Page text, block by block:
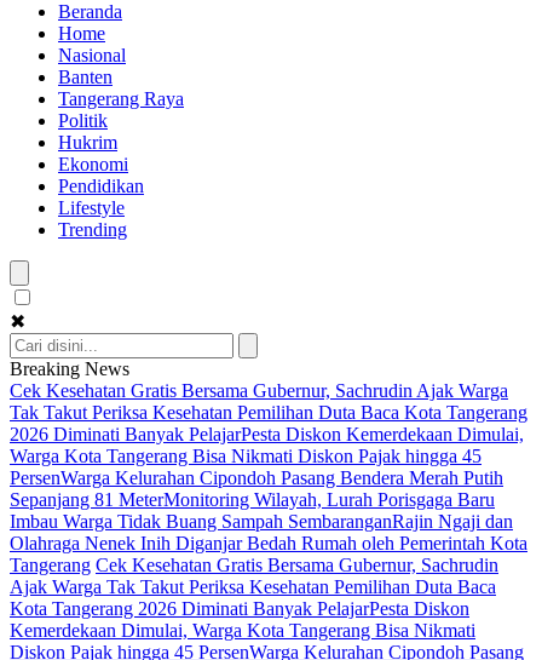
Beranda
Home
Nasional
Banten
Tangerang Raya
Politik
Hukrim
Ekonomi
Pendidikan
Lifestyle
Trending
✖
Breaking News
Cek Kesehatan Gratis Bersama Gubernur, Sachrudin Ajak Warga
Tak Takut Periksa Kesehatan Pemilihan Duta Baca Kota Tangerang
2026 Diminati Banyak PelajarPesta Diskon Kemerdekaan Dimulai,
Warga Kota Tangerang Bisa Nikmati Diskon Pajak hingga 45
PersenWarga Kelurahan Cipondoh Pasang Bendera Merah Putih
Sepanjang 81 MeterMonitoring Wilayah, Lurah Porisgaga Baru
Imbau Warga Tidak Buang Sampah SembaranganRajin Ngaji dan
Olahraga Nenek Inih Diganjar Bedah Rumah oleh Pemerintah Kota
Tangerang Cek Kesehatan Gratis Bersama Gubernur, Sachrudin
Ajak Warga Tak Takut Periksa Kesehatan Pemilihan Duta Baca
Kota Tangerang 2026 Diminati Banyak PelajarPesta Diskon
Kemerdekaan Dimulai, Warga Kota Tangerang Bisa Nikmati
Diskon Pajak hingga 45 PersenWarga Kelurahan Cipondoh Pasang